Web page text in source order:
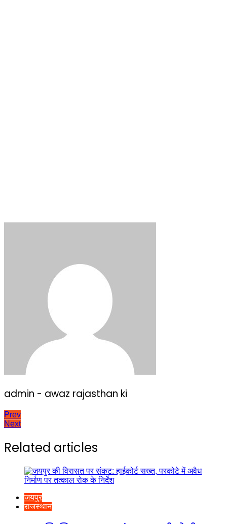
admin - awaz rajasthan ki
Post
Prev
Next
Related articles
जयपुर
राजस्थान